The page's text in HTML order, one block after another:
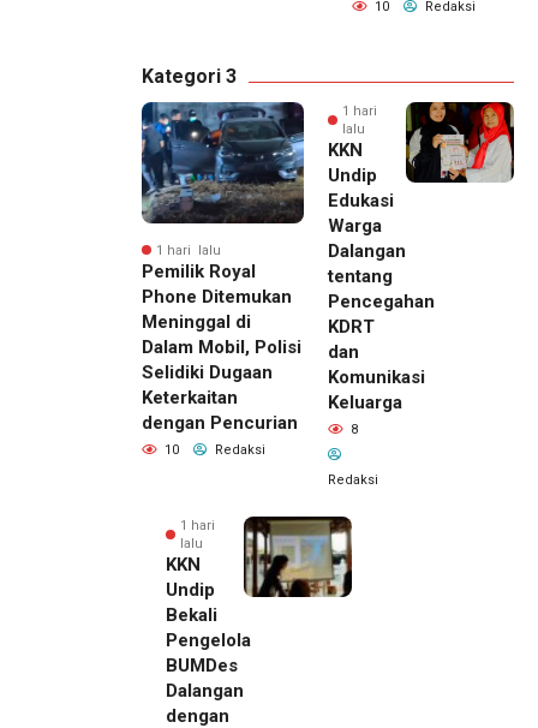
10 Redaksi
Kategori 3
1 hari lalu
Pemilik Royal
Phone Ditemukan
Meninggal di
Dalam Mobil, Polisi
Selidiki Dugaan
Keterkaitan
dengan Pencurian
10 Redaksi
1 hari
lalu
KKN
Undip
Edukasi
Warga
Dalangan
tentang
Pencegahan
KDRT
dan
Komunikasi
Keluarga
8
Redaksi
1 hari
lalu
KKN
Undip
Bekali
Pengelola
BUMDes
Dalangan
dengan